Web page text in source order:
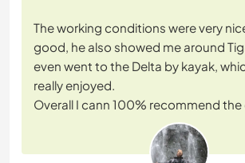
The working conditions were very
good, he also showed me around
even went to the Delta by kayak,
really enjoyed.
Overall I cann 100% recommend